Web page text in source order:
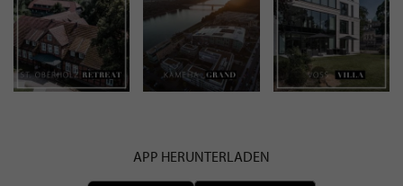
APP HERUNTERLADEN